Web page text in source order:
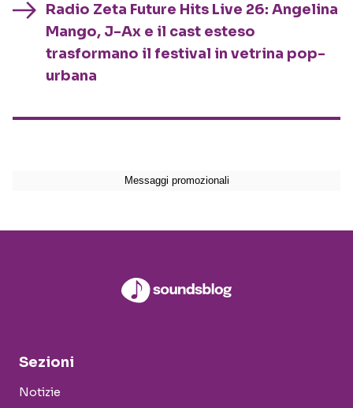
Radio Zeta Future Hits Live 26: Angelina
Mango, J-Ax e il cast esteso
trasformano il festival in vetrina pop-
urbana
Sezioni
Notizie